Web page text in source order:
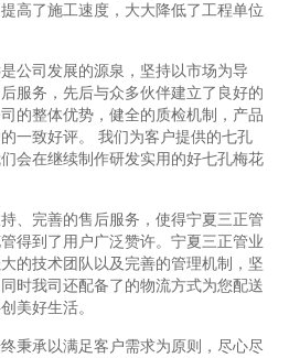
高了施工速度，大大降低了工程单位
公司发展的源泉，坚持以市场为导
服务，先后与众多伙伴建立了良好的
的整体优势，健全的质检机制，产品
一致好评。 我们为客户提供的七孔
会在继续制作研发实用的好七孔梅花
、完善的售后服务，使得宁夏三正管
得到了用户广泛赞许。宁夏三正管业
的技术团队以及完善的管理机制，坚
时我司还配备了的物流方式为您配送
美好生活。
秉承以满足客户需求为原则，尽心尽